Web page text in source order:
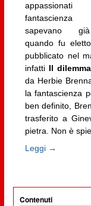
sapevano
quando fu
pubblicato nel
infatti Il
da Herbie
la fantascienza
ben definito,
trasferito a
pietra. Non è
Leggi →
Contenuti